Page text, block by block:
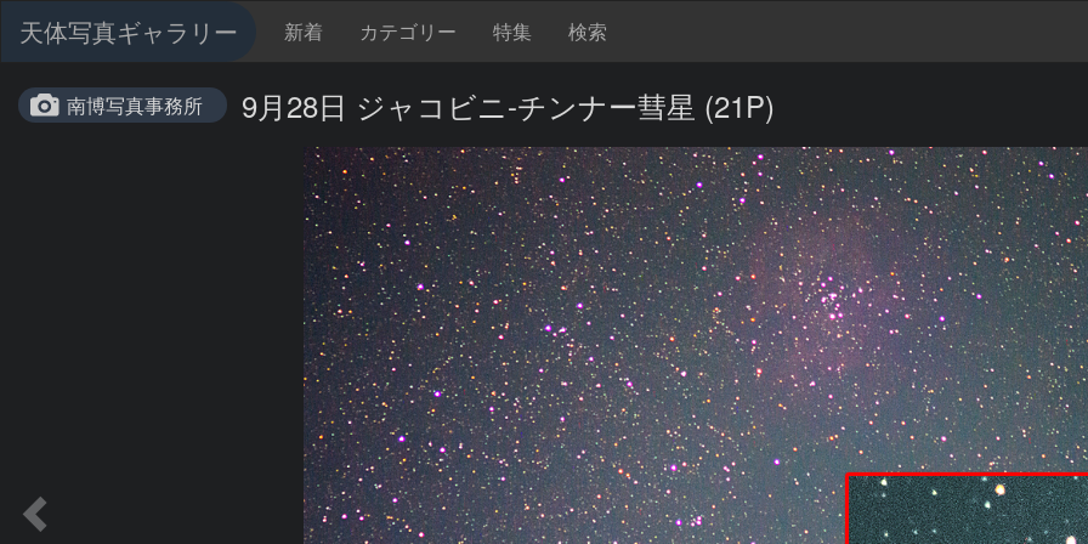
天体写真ギャラリー 新着 カテゴリー 特集 検索
南博写真事務所 9月28日 ジャコビニ-チンナー彗星 (21P)